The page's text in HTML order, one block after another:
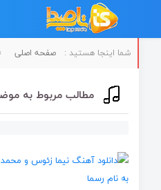
شما اینجا هستید : صفحه اصلی
مطالب مربوط به